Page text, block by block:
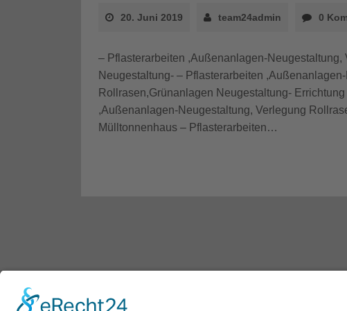
20. Juni 2019 team24admin 0
– Pflasterarbeiten ,Außenanlagen-
Neugestaltung- – Pflasterarbeiten
Rollrasen,Grünanlagen Neugestaltung-
,Außenanlagen-Neugestaltung, Verlegung
Mülltonnenhaus – Pflasterarbeiten…